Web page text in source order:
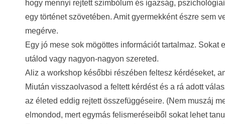
hogy mennyi rejtett szimbólum és igazság,
egy történet szövetében. Amit gyermekként észre sem
megérve.
Egy jó mese sok mögöttes információt tartalmaz.
utálod vagy nagyon-nagyon szereted.
Aliz a workshop későbbi részében feltesz kérdéseket,
Miután visszaolvasod a feltett kérdést és a rá adott
az életed eddig rejtett összefüggéseire. (Nem muszáj
elmondod, mert egymás felismeréseiből sokat lehet